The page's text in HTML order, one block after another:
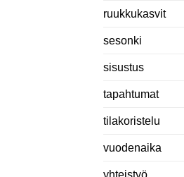
ruukkukasvit
sesonki
sisustus
tapahtumat
tilakoristelu
vuodenaika
yhteistyö